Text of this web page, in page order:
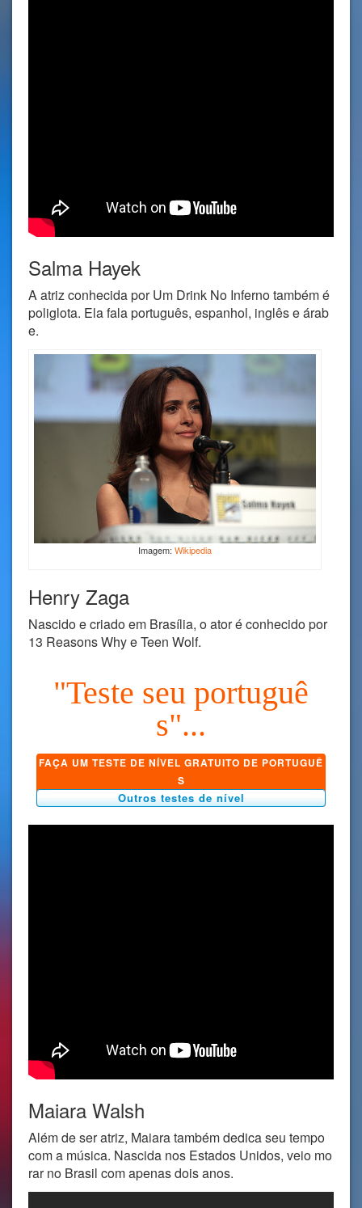
Salma Hayek
A atriz conhecida por Um Drink No Inferno também é
poliglota. Ela fala português, espanhol, inglês e árab
e.
Imagem: Wikipedia
Henry Zaga
Nascido e criado em Brasília, o ator é conhecido por
13 Reasons Why e Teen Wolf.
"Teste seu portuguê
s"...
FAÇA UM TESTE DE NÍVEL GRATUITO DE PORTUGUÊ
S
Outros testes de nível
Maiara Walsh
Além de ser atriz, Maiara também dedica seu tempo
com a música. Nascida nos Estados Unidos, veio mo
rar no Brasil com apenas dois anos.